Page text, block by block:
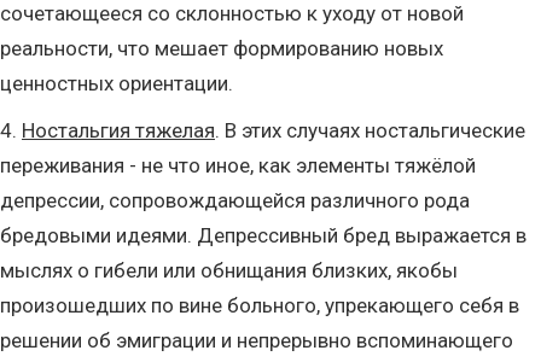
сочетающееся со склонностью к уходу от новой
реальности, что мешает формированию новых
ценностных ориентации.
4. Ностальгия тяжелая. В этих случаях ностальгические
переживания - не что иное, как элементы тяжёлой
депрессии, сопровождающейся различного рода
бредовыми идеями. Депрессивный бред выражается в
мыслях о гибели или обнищания близких, якобы
произошедших по вине больного, упрекающего себя в
решении об эмиграции и непрерывно вспоминающего